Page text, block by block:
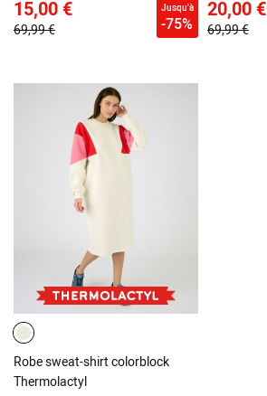
15,00 €
69,99 €
Jusqu'à
-75%
20,00 €
69,99 €
Robe sweat-shirt colorblock
Thermolactyl